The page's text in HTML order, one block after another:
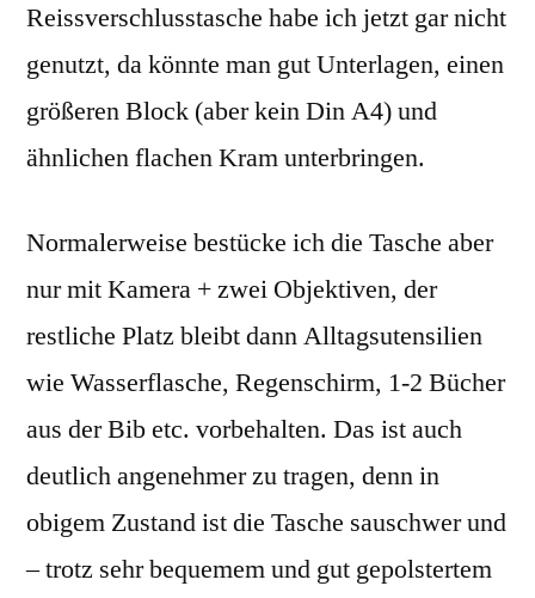
Reissverschlusstasche habe ich jetzt gar nicht
genutzt, da könnte man gut Unterlagen, einen
größeren Block (aber kein Din A4) und
ähnlichen flachen Kram unterbringen.
Normalerweise bestücke ich die Tasche aber
nur mit Kamera + zwei Objektiven, der
restliche Platz bleibt dann Alltagsutensilien
wie Wasserflasche, Regenschirm, 1-2 Bücher
aus der Bib etc. vorbehalten. Das ist auch
deutlich angenehmer zu tragen, denn in
obigem Zustand ist die Tasche sauschwer und
– trotz sehr bequemem und gut gepolstertem